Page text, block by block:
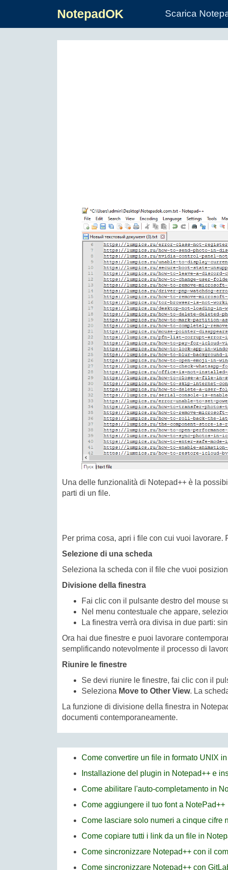
NotepadOK Scarica
Una delle funzionalità di Notepad++ è la
parti di un file.
Per prima cosa, apri i file con cui vuoi lavorare.
Selezione di una scheda
Seleziona la scheda con il file che vuoi
Divisione della finestra
Fai clic con il pulsante destro del mouse
Nel menu contestuale che appare,
La finestra verrà ora divisa in due parti:
Ora hai due finestre e puoi lavorare
semplificando notevolmente il processo di
Riunire le finestre
Se devi riunire le finestre, fai clic con il
Seleziona Move to Other View. La
La funzione di divisione della finestra in
documenti contemporaneamente.
Come convertire un file in formato UNIX
Installazione del plugin in Notepad++ e
Come abilitare l'auto-completamento in
Come aggiungere il tuo font a NotePad++
Come lasciare solo numeri a cinque cifre
Come copiare tutti i link da un file in
Come sincronizzare Notepad++ con il
Come sincronizzare Notepad++ con